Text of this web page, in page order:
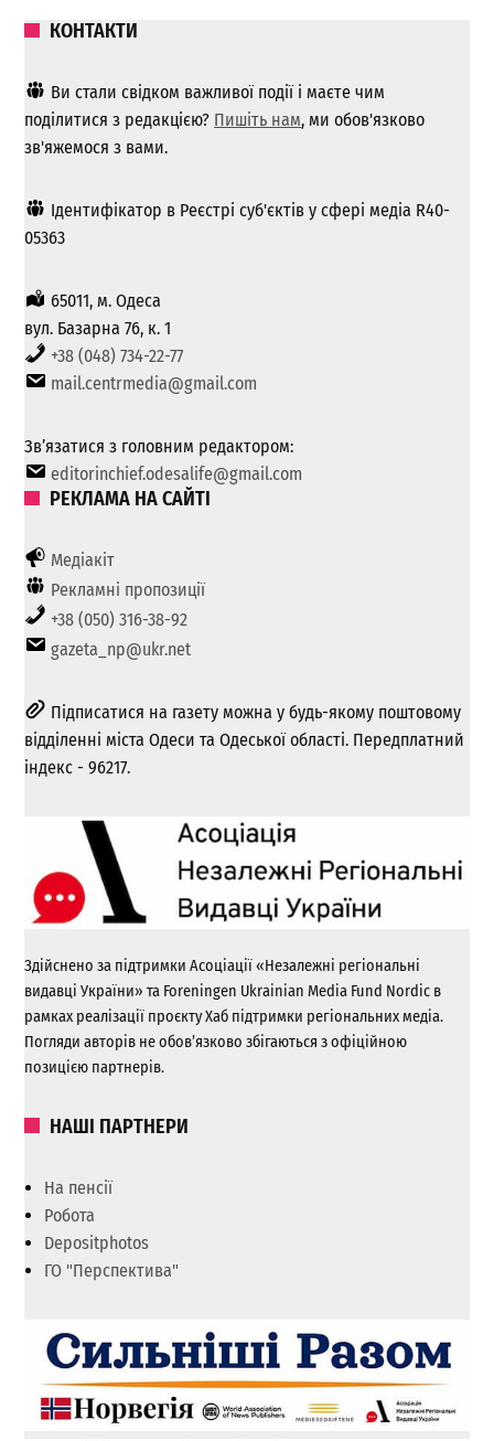
КОНТАКТИ
Ви стали свідком важливої ​​події і маєте чим
поділитися з редакцією? Пишіть нам, ми обов'язково
зв'яжемося з вами.
Ідентифікатор в Реєстрі суб'єктів у сфері медіа R40-
05363
65011, м. Одеса
вул. Базарна 76, к. 1
+38 (048) 734-22-77
mail.centrmedia@gmail.com
Зв’язатися з головним редактором:
editorinchief.odesalife@gmail.com
РЕКЛАМА НА САЙТІ
Медіакіт
Рекламні пропозиції
+38 (050) 316-38-92
gazeta_np@ukr.net
Підписатися на газету можна у будь-якому поштовому
відділенні міста Одеси та Одеської області. Передплатний
індекс - 96217.
Здійснено за підтримки Асоціації «Незалежні регіональні
видавці України» та Foreningen Ukrainian Media Fund Nordic в
рамках реалізації проєкту Хаб підтримки регіональних медіа.
Погляди авторів не обов’язково збігаються з офіційною
позицією партнерів.
НАШІ ПАРТНЕРИ
На пенсії
Робота
Depositphotos
ГО "Перспектива"